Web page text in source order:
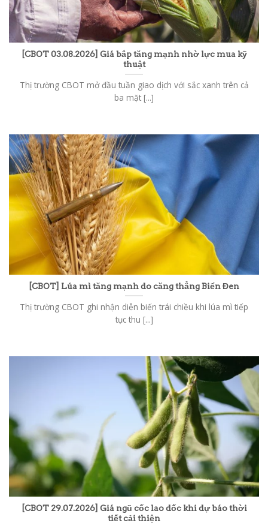
[CBOT 03.08.2026] Giá bắp tăng mạnh nhờ lực mua kỹ
thuật
Thị trường CBOT mở đầu tuần giao dịch với sắc xanh trên cả
ba mặt [...]
[CBOT] Lúa mì tăng mạnh do căng thẳng Biển Đen
Thị trường CBOT ghi nhận diễn biến trái chiều khi lúa mì tiếp
tục thu [...]
[CBOT 29.07.2026] Giá ngũ cốc lao dốc khi dự báo thời
tiết cải thiện